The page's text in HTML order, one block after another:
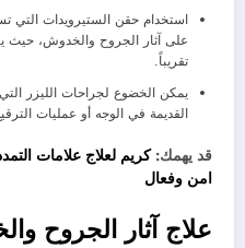
استخدام حقن الستيرويدات التي
تقريباً.
يمكن الخضوع لجراحات الليزر
القديمة في الوجه أو عمليات
قد يهمك:كريم لعلاج علامات
امن وفعال
علاج آثار الجروح